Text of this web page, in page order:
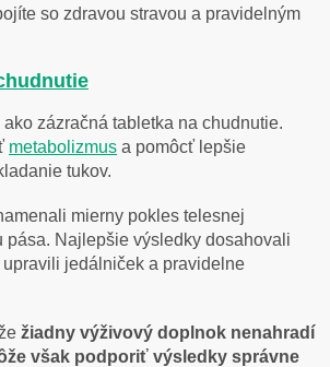
so zdravou stravou a pravidelným
zázračná tabletka na chudnutie.
metabolizmus a pomôcť lepšie
tukov.
mierny pokles telesnej
pása. Najlepšie výsledky dosahovali
upravili jedálniček a pravidelne
žiadny výživový doplnok nenahradí
však podporiť výsledky správne